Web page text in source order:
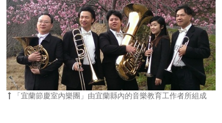
「宜蘭節慶室內樂團」由宜蘭縣內的音樂教育工作者所組成